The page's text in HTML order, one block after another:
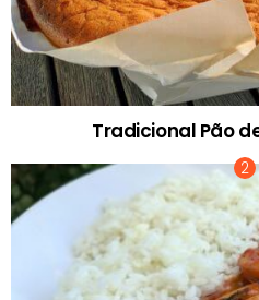
Tradicional Pão